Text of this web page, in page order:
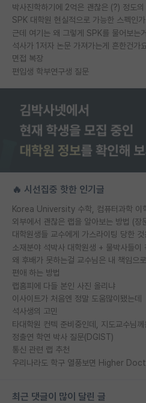
SPK 대학원 현실적으로 가능한 스펙인
근데 여기는 왜 그렇게 SPK를 물어보는
석사가 1저자 논문 가져가는게 흔한건가
면접 복장
편입생 학부연구생 질문
🔥 시선집중 핫한 인기글
외부에서 괜찮은 랩을 알아보는 방법 (장
소재분야 석박사 대학원생 + 물박사들이
편애 하는 방법
랩홈피에 다들 본인 사진 올리냐
이사이트가 처음엔 정말 도움많이됐는데
석사생의 고민
정출연 학연 박사 질문(DGIST)
통신 관련 랩 추천
최근 댓글이 많이 달린 글